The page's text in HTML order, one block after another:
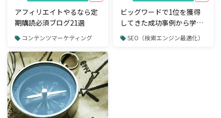
アフィリエイトやるなら定
期購読必須ブログ21選
コンテンツマーケティング
ビッグワードで1位を獲得
してきた成功事例から学ぶ
SEO対策のディレクトリ構
造
SEO（検索エンジン最適化）